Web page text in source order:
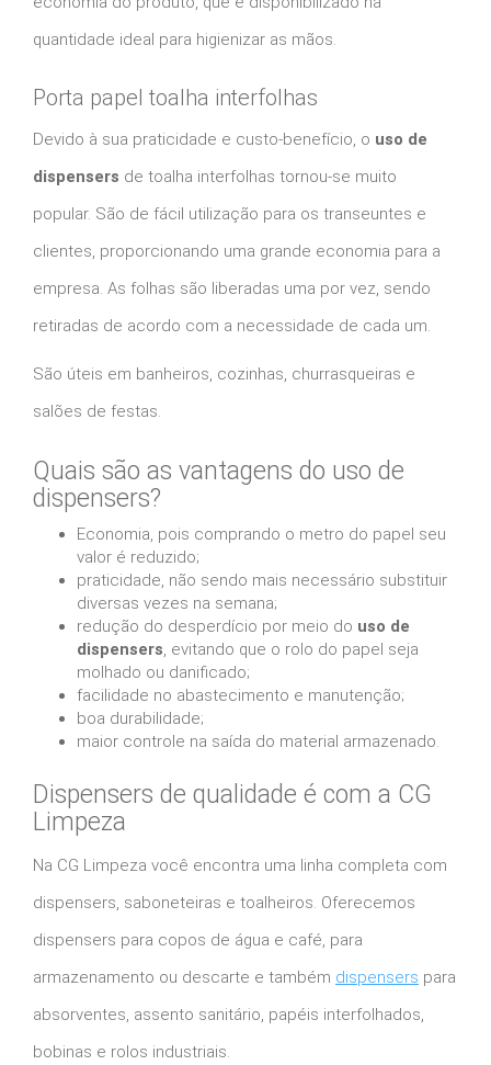
quantidade ideal para higienizar as mãos.
Porta papel toalha interfolhas
Devido à sua praticidade e custo-benefício, o uso de
dispensers de toalha interfolhas tornou-se muito
popular. São de fácil utilização para os transeuntes e
clientes, proporcionando uma grande economia para a
empresa. As folhas são liberadas uma por vez, sendo
retiradas de acordo com a necessidade de cada um.
São úteis em banheiros, cozinhas, churrasqueiras e
salões de festas.
Quais são as vantagens do uso de
dispensers?
Economia, pois comprando o metro do papel seu
valor é reduzido;
praticidade, não sendo mais necessário substituir
diversas vezes na semana;
redução do desperdício por meio do uso de
dispensers, evitando que o rolo do papel seja
molhado ou danificado;
facilidade no abastecimento e manutenção;
boa durabilidade;
maior controle na saída do material armazenado.
Dispensers de qualidade é com a CG
Limpeza
Na CG Limpeza você encontra uma linha completa com
dispensers, saboneteiras e toalheiros. Oferecemos
dispensers para copos de água e café, para
armazenamento ou descarte e também dispensers para
absorventes, assento sanitário, papéis interfolhados,
bobinas e rolos industriais.